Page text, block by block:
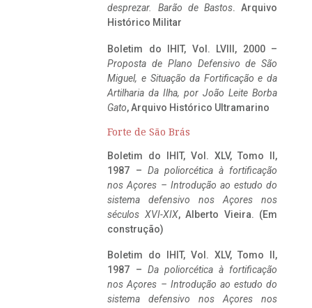
desprezar. Barão de Bastos. Arquivo
Histórico Militar
Boletim do IHIT, Vol. LVIII, 2000 –
Proposta de Plano Defensivo de São
Miguel, e Situação da Fortificação e da
Artilharia da Ilha, por João Leite Borba
Gato, Arquivo Histórico Ultramarino
Forte de São Brás
Boletim do IHIT, Vol. XLV, Tomo II,
1987 – Da poliorcética à fortificação
nos Açores – Introdução ao estudo do
sistema defensivo nos Açores nos
séculos XVI-XIX, Alberto Vieira. (Em
construção)
Boletim do IHIT, Vol. XLV, Tomo II,
1987 – Da poliorcética à fortificação
nos Açores – Introdução ao estudo do
sistema defensivo nos Açores nos